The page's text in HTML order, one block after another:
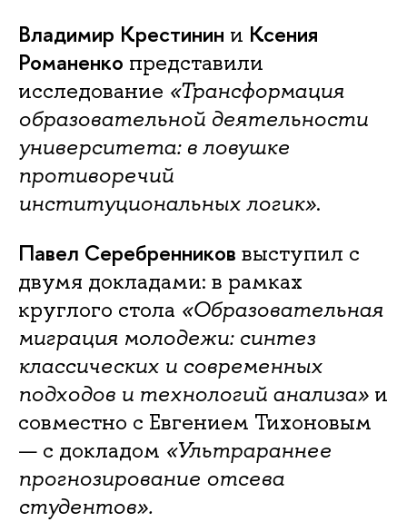
Владимир Крестинин и Ксения
Романенко представили
исследование «Трансформация
образовательной деятельности
университета: в ловушке
противоречий
институциональных логик».
Павел Серебренников выступил с
двумя докладами: в рамках
круглого стола «Образовательная
миграция молодежи: синтез
классических и современных
подходов и технологий анализа» и
совместно с Евгением Тихоновым
— с докладом «Ультрараннее
прогнозирование отсева
студентов».